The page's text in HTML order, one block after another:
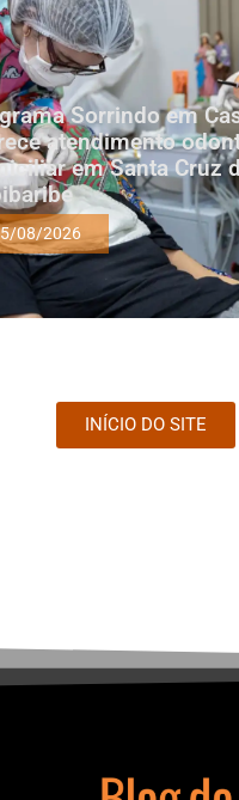
Sorrindo em
atendimento
em Santa Cruz
08/2026
INÍCIO DO SITE